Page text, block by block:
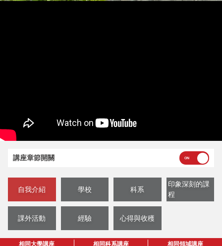
講座章節開關
自我介紹 學校 科系
印象深刻的課
程
課外活動 經驗 心得與收穫
相同大學講座 相同科系講座 相同領域講座